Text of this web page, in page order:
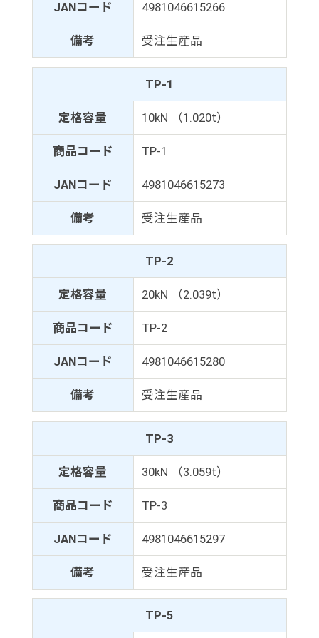
JANコード 4981046615266
備考 受注生産品
TP-1
定格容量 10kN （1.020t）
商品コード TP-1
JANコード 4981046615273
備考 受注生産品
TP-2
定格容量 20kN （2.039t）
商品コード TP-2
JANコード 4981046615280
備考 受注生産品
TP-3
定格容量 30kN （3.059t）
商品コード TP-3
JANコード 4981046615297
備考 受注生産品
TP-5